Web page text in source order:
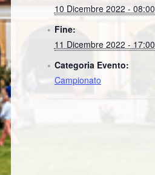
10 Dicembre 2022 - 08:00
Fine:
11 Dicembre 2022 - 17:00
Categoria Evento:
Campionato